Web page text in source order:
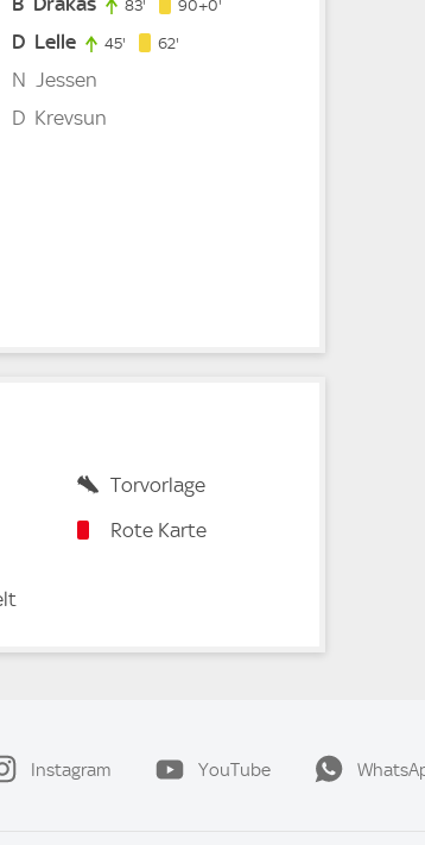
83' 83. minute
90+0'
D Lelle 45' 45. minute
62'
N
Jessen
D Krevsun
Torvorlage
Rote Karte
Instagram YouTube